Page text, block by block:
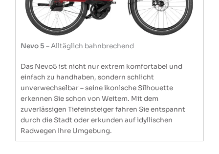
Nevo 5 – Alltäglich bahnbrechend
Das Nevo5 ist nicht nur extrem komfortabel und
einfach zu handhaben, sondern schlicht
unverwechselbar – seine ikonische Silhouette
erkennen Sie schon von Weitem. Mit dem
zuverlässigen Tiefeinsteiger fahren Sie entspannt
durch die Stadt oder erkunden auf idyllischen
Radwegen Ihre Umgebung.